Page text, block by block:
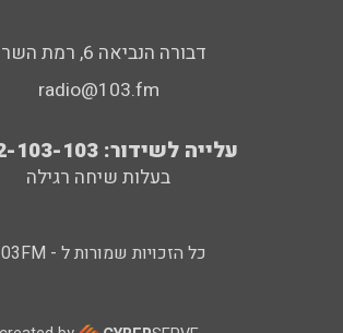
דבורה הנביאה 6, רמת השרון
radio@103.fm
עלייה לשידור: 0552-103-103
בעלות שיחה רגילה
כל הזכויות שמורות ל - 103FM